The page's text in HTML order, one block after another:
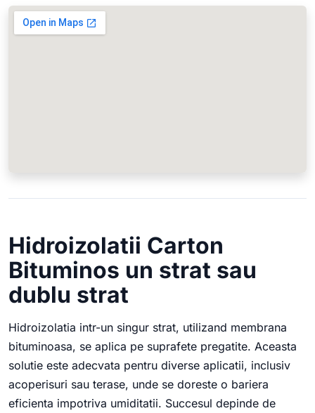
Hidroizolatii Carton
Bituminos un strat sau
dublu strat
Hidroizolatia intr-un singur strat, utilizand membrana
bituminoasa, se aplica pe suprafete pregatite. Aceasta
solutie este adecvata pentru diverse aplicatii, inclusiv
acoperisuri sau terase, unde se doreste o bariera
eficienta impotriva umiditatii. Succesul depinde de